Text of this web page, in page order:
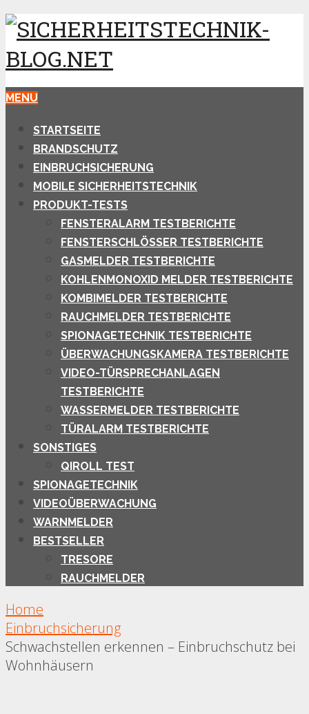
MENU
STARTSEITE
BRANDSCHUTZ
EINBRUCHSICHERUNG
MOBILE SICHERHEITSTECHNIK
PRODUKT-TESTS
FENSTERALARM TESTBERICHTE
FENSTERSCHLÖSSER TESTBERICHTE
GASMELDER TESTBERICHTE
KOHLENMONOXID MELDER TESTBERICHTE
KOMBIMELDER TESTBERICHTE
RAUCHMELDER TESTBERICHTE
SPIONAGETECHNIK TESTBERICHTE
ÜBERWACHUNGSKAMERA TESTBERICHTE
VIDEO-TÜRSPRECHANLAGEN
TESTBERICHTE
WASSERMELDER TESTBERICHTE
TÜRALARM TESTBERICHTE
SONSTIGES
QIROLL TEST
SPIONAGETECHNIK
VIDEOÜBERWACHUNG
WARNMELDER
BESTSELLER
TRESORE
RAUCHMELDER
Home
Einbruchsicherung
Schwachstellen erkennen – Einbruchschutz bei
Wohnhäusern